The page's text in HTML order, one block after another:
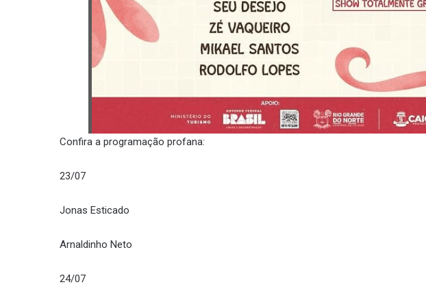
Confira a programação profana:
23/07
Jonas Esticado
Arnaldinho Neto
24/07